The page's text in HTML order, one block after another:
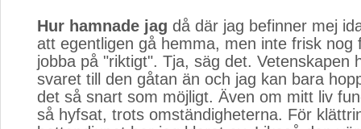
Hur hamnade jag då där jag befinner mej
att egentligen gå hemma, men inte frisk nog
jobba på "riktigt". Tja, säg det. Vetenskapen
svaret till den gåtan än och jag kan bara
det så snart som möjligt. Även om mitt liv
så hyfsat, trots omständigheterna. För